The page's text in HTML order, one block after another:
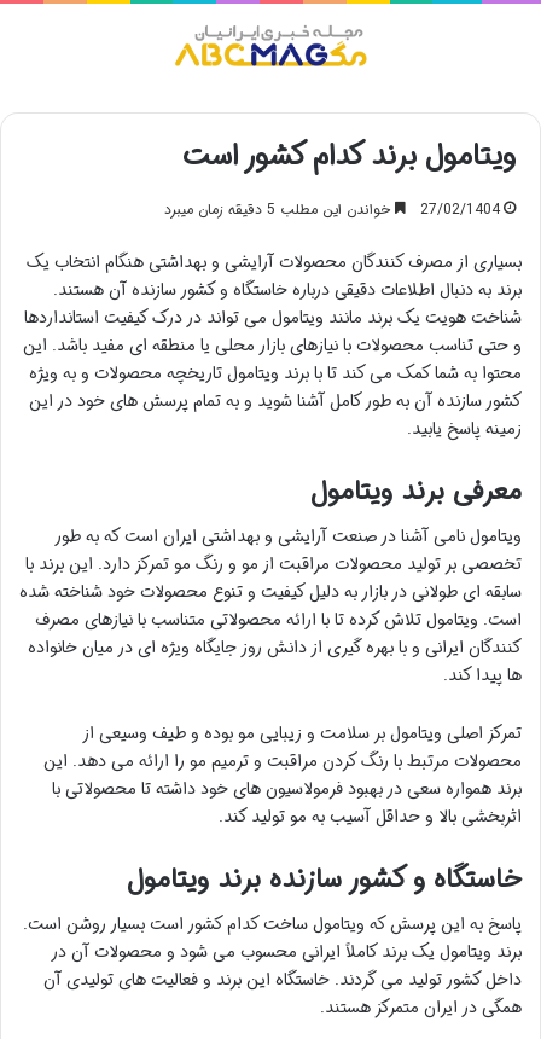
ویتامول برند کدام کشور است
27/02/1404 خواندن این مطلب 5 دقیقه زمان میبرد
بسیاری از مصرف کنندگان محصولات آرایشی و بهداشتی هنگام انتخاب یک
برند به دنبال اطلاعات دقیقی درباره خاستگاه و کشور سازنده آن هستند.
شناخت هویت یک برند مانند ویتامول می تواند در درک کیفیت استانداردها
و حتی تناسب محصولات با نیازهای بازار محلی یا منطقه ای مفید باشد. این
محتوا به شما کمک می کند تا با برند ویتامول تاریخچه محصولات و به ویژه
کشور سازنده آن به طور کامل آشنا شوید و به تمام پرسش های خود در این
زمینه پاسخ یابید.
معرفی برند ویتامول
ویتامول نامی آشنا در صنعت آرایشی و بهداشتی ایران است که به طور
تخصصی بر تولید محصولات مراقبت از مو و رنگ مو تمرکز دارد. این برند با
سابقه ای طولانی در بازار به دلیل کیفیت و تنوع محصولات خود شناخته شده
است. ویتامول تلاش کرده تا با ارائه محصولاتی متناسب با نیازهای مصرف
کنندگان ایرانی و با بهره گیری از دانش روز جایگاه ویژه ای در میان خانواده
ها پیدا کند.
تمرکز اصلی ویتامول بر سلامت و زیبایی مو بوده و طیف وسیعی از
محصولات مرتبط با رنگ کردن مراقبت و ترمیم مو را ارائه می دهد. این
برند همواره سعی در بهبود فرمولاسیون های خود داشته تا محصولاتی با
اثربخشی بالا و حداقل آسیب به مو تولید کند.
خاستگاه و کشور سازنده برند ویتامول
پاسخ به این پرسش که ویتامول ساخت کدام کشور است بسیار روشن است.
برند ویتامول یک برند کاملاً ایرانی محسوب می شود و محصولات آن در
داخل کشور تولید می گردند. خاستگاه این برند و فعالیت های تولیدی آن
همگی در ایران متمرکز هستند.